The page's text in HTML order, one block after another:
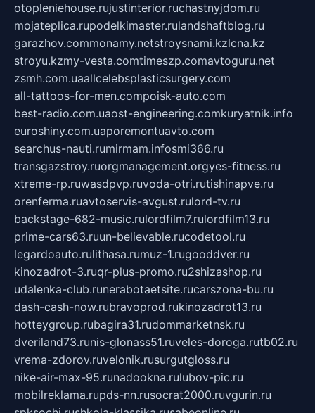
otopleniehouse.rujustinterior.ruchastnyjdom.ru
mojateplica.rupodelkimaster.rulandshaftblog.ru
garazhov.commonamy.netstroysnami.kzlcna.kz
stroyu.kzmy-vesta.comtimeszp.comavtoguru.net
zsmh.com.uaallcelebsplasticsurgery.com
all-tattoos-for-men.compoisk-auto.com
best-radio.com.uaost-engineering.comkuryatnik.info
euroshiny.com.uaporemontuavto.com
searchus-nauti.rumirmam.infosmi366.ru
transgazstroy.ruorgmanagement.orgyes-fitness.ru
xtreme-rp.ruwasdpvp.ruvoda-otri.rutishinapve.ru
orenferma.ruavtoservis-avgust.rulord-tv.ru
backstage-682-music.rulordfilm7.rulordfilm13.ru
prime-cars63.ruun-believable.rucodetool.ru
legardoauto.rulithasa.rumuz-1.rugooddver.ru
kinozadrot-3.ruqr-plus-promo.ru2shizashop.ru
udalenka-club.runerabotaetsite.rucarszona-bu.ru
dash-cash-now.rubravoprod.rukinozadrot13.ru
hotteygroup.rubagira31.rudommarketnsk.ru
dveriland73.runis-glonass51.ruveles-doroga.rutb02.ru
vrema-zdorov.ruvelonik.rusurgutgloss.ru
nike-air-max-95.runadookna.rulubov-pic.ru
mobilreklama.rupds-nn.rusocrat2000.ruvgurin.ru